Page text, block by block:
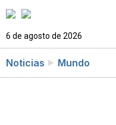
6 de agosto de 2026
Noticias Mundo